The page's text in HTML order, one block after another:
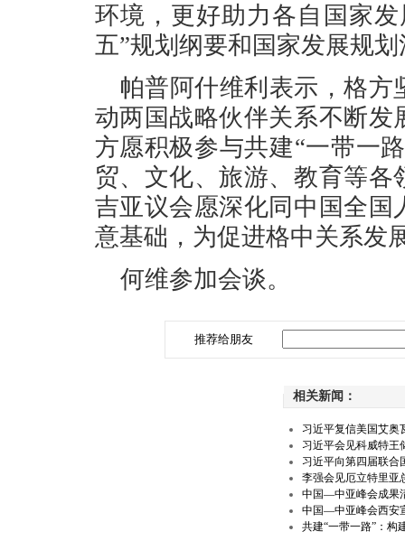
环境，更好助力各自国家
五”规划纲要和国家发展规
帕普阿什维利表示，格
动两国战略伙伴关系不断
方愿积极参与共建“一带一
贸、文化、旅游、教育等
吉亚议会愿深化同中国全
意基础，为促进格中关系发
何维参加会谈。
推荐给朋友
相关新闻：
习近平复信美国艾奥
习近平会见科威特王
习近平向第四届联合
李强会见厄立特里亚
中国—中亚峰会成果
中国—中亚峰会西安
共建“一带一路”：构